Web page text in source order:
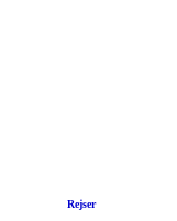
Rejser